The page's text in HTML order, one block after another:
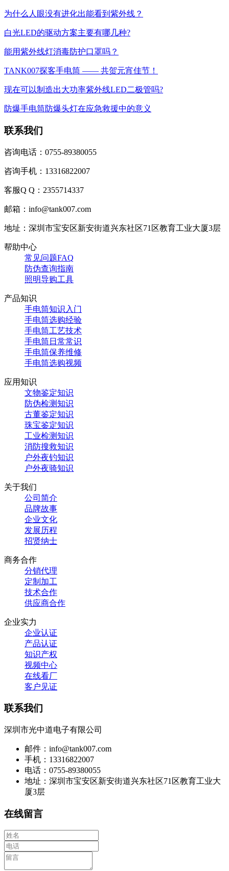
为什么人眼没有进化出能看到紫外线？
白光LED的驱动方案主要有哪几种?
能用紫外线灯消毒防护口罩吗？
TANK007探客手电筒 —— 共贺元宵佳节！
现在可以制造出大功率紫外线LED二极管吗?
防爆手电筒防爆头灯在应急救援中的意义
联系我们
咨询电话：0755-89380055
咨询手机：13316822007
客服Q Q：2355714337
邮箱：info@tank007.com
地址：深圳市宝安区新安街道兴东社区71区教育工业大厦3层
帮助中心
常见问题FAQ
防伪查询指南
照明导购工具
产品知识
手电筒知识入门
手电筒选购经验
手电筒工艺技术
手电筒日常常识
手电筒保养维修
手电筒选购视频
应用知识
文物鉴定知识
防伪检测知识
古董鉴定知识
珠宝鉴定知识
工业检测知识
消防搜救知识
户外夜钓知识
户外夜骑知识
关于我们
公司简介
品牌故事
企业文化
发展历程
招贤纳士
商务合作
分销代理
定制加工
技术合作
供应商合作
企业实力
企业认证
产品认证
知识产权
视频中心
在线看厂
客户见证
联系我们
深圳市光中道电子有限公司
邮件：info@tank007.com
手机：13316822007
电话：0755-89380055
地址：深圳市宝安区新安街道兴东社区71区教育工业大
厦3层
在线留言